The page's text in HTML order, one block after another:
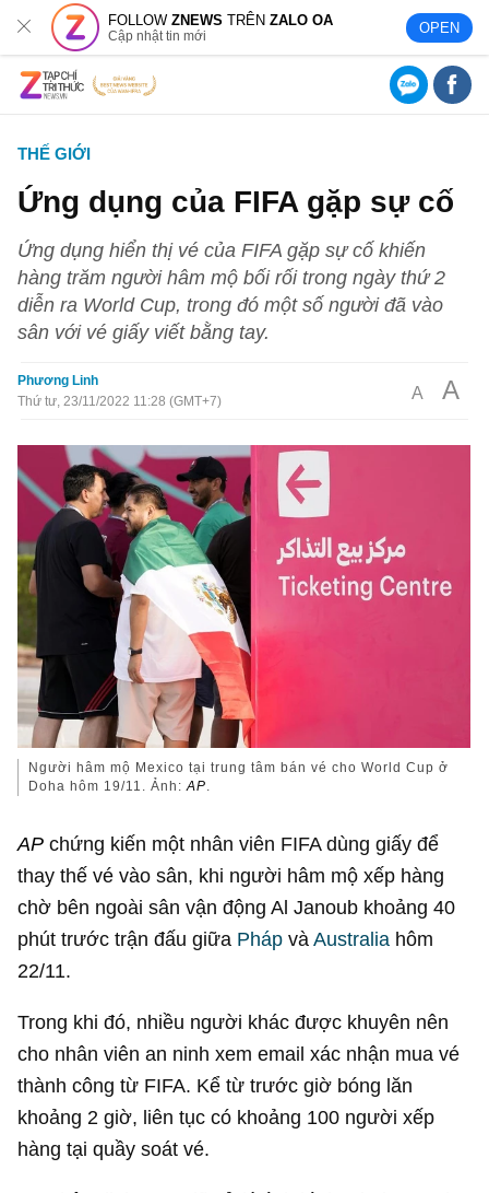
FOLLOWZNEWS TRÊNZALO OA
Cập nhật tin mới OPEN
THẾ GIỚI
Ứng dụng của FIFA gặp sự cố
Ứng dụng hiển thị vé của FIFA gặp sự cố khiến
hàng trăm người hâm mộ bối rối trong ngày thứ 2
diễn ra World Cup, trong đó một số người đã vào
sân với vé giấy viết bằng tay.
Phương Linh
Thứ tư, 23/11/2022 11:28 (GMT+7)
A A
Người hâm mộ Mexico tại trung tâm bán vé cho World Cup ở
Doha hôm 19/11. Ảnh:AP.
AP chứng kiến một nhân viên FIFA dùng giấy để
thay thế vé vào sân, khi người hâm mộ xếp hàng
chờ bên ngoài sân vận động Al Janoub khoảng 40
phút trước trận đấu giữa Pháp vàAustralia hôm
22/11.
Trong khi đó, nhiều người khác được khuyên nên
cho nhân viên an ninh xem email xác nhận mua vé
thành công từ FIFA. Kể từ trước giờ bóng lăn
khoảng 2 giờ, liên tục có khoảng 100 người xếp
hàng tại quầy soát vé.